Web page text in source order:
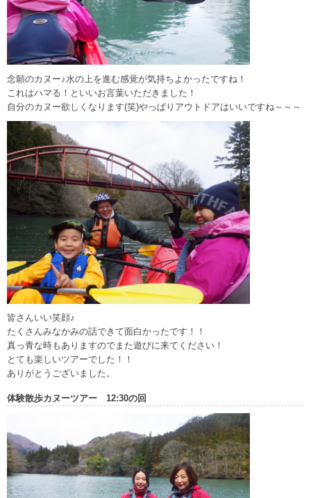
念願のカヌー♪水の上を進む感覚が気持ちよかったですね！
これはハマる！といいお言葉いただきました！
自分のカヌー欲しくなります(笑)やっぱりアウトドアはいいですね～～～
皆さんいい笑顔♪
たくさんみなかみの話できて面白かったです！！
真っ青な時もありますのでまた遊びに来てください！
とても楽しいツアーでした！！
ありがとうございました。
体験散歩カヌーツアー 12:30の回